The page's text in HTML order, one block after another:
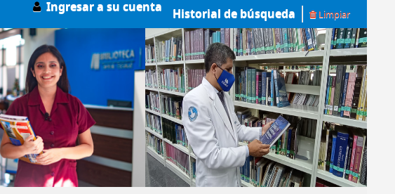
Ingresar a su cuenta Historial de búsqueda Limpiar